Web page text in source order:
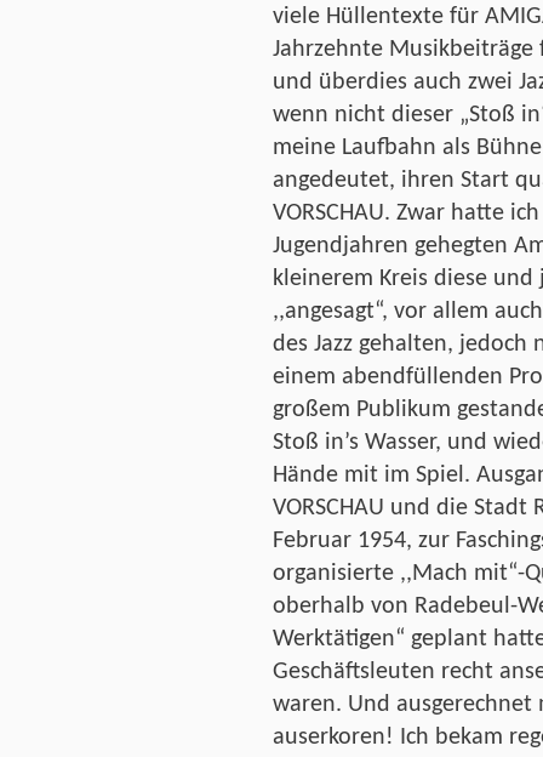
viele Hüllentexte für
Jahrzehnte
und überdies auch zwei
wenn nicht dieser „Stoß
meine Laufbahn als
angedeutet, ihren Start
VORSCHAU. Zwar hatte
Jugendjahren gehegten
kleinerem Kreis diese und
,,angesagt“, vor allem
des Jazz gehalten, jedoch
einem abendfüllenden
großem Publikum
Stoß in’s Wasser, und
Hände mit im Spiel.
VORSCHAU und die
Februar 1954, zur
organisierte ,,Mach mit“-
oberhalb von Radebeul-
Werktätigen“ geplant
Geschäftsleuten recht
waren. Und
auserkoren! Ich bekam